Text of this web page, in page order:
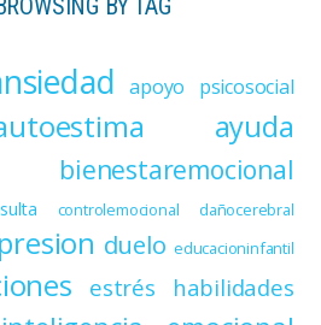
BY TAG
apoyo psicosocial
ayuda
bienestaremocional
controlemocional dañocerebral
duelo educacioninfantil
estrés
habilidades